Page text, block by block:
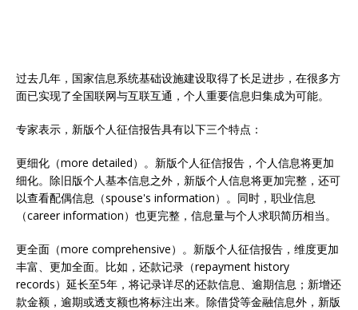
过去几年，国家信息系统基础设施建设取得了长足进步，在很多方
面已实现了全国联网与互联互通，个人重要信息归集成为可能。
专家表示，新版个人征信报告具有以下三个特点：
更细化（more detailed）。新版个人征信报告，个人信息将更加
细化。除旧版个人基本信息之外，新版个人信息将更加完整，还可
以查看配偶信息（spouse's information）。同时，职业信息
（career information）也更完整，信息量与个人求职简历相当。
更全面（more comprehensive）。新版个人征信报告，维度更加
丰富、更加全面。比如，还款记录（repayment history
records）延长至5年，将记录详尽的还款信息、逾期信息；新增还
款金额，逾期或透支额也将标注出来。除借贷等金融信息外，新版